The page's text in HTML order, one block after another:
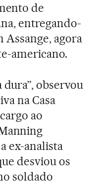
de
entregando-
Assange, agora
americano.
observou
na Casa
ao
ex-analista
desviou os
soldado